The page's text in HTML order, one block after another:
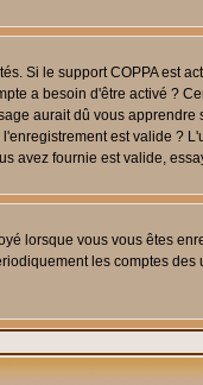
Si le support COPPA est
a besoin d'être activé ?
aurait dû vous
est valide ?
avez fournie est valide,
lorsque vous vous êtes
les comptes